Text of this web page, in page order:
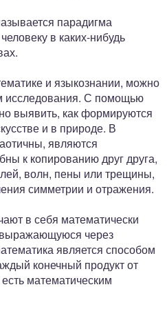
парадигма
в каких-нибудь
и языкознании, можно
исследования. С помощью
выявить, как формируются
и в природе. В
являются
к копированию друг друга,
волн, пены или трещины,
симметрии и отражения.
в себя математически
через
является способом
конечный продукт от
математическим